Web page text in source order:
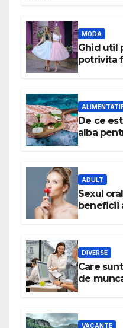
MODA
Ghid util
potrivita
De ce
alba
ADULT
Sexul
beneficii
DIVERSE
Care
de
VACANTE